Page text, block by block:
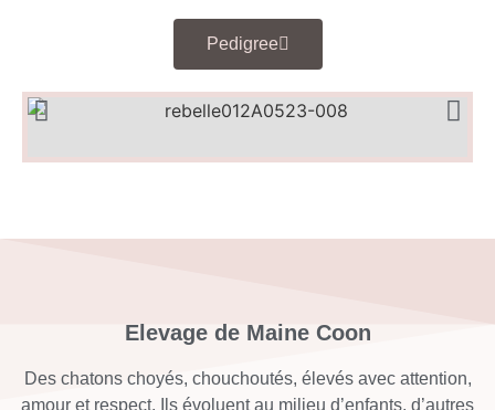
Pedigree
Elevage de Maine Coon
Des chatons choyés, chouchoutés, élevés avec attention,
amour et respect. Ils évoluent au milieu d’enfants, d’autres